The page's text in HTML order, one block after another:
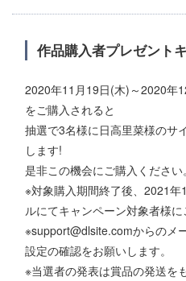
作品購入者プレゼント
2020年11月19日(木)～2020年
をご購入されると
抽選で3名様に日高里菜様のサ
します!
是非この機会にご購入ください。
※対象購入期間終了後、2021
ルにてキャンペーン対象者様に
※support@dlsite.comからのメ
設定の確認をお願いします。
※当選者の発表は賞品の発送を